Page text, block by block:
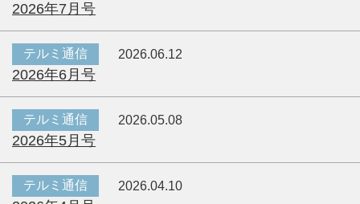
2026年7月号
テルミ通信 2026.06.12
2026年6月号
テルミ通信 2026.05.08
2026年5月号
テルミ通信 2026.04.10